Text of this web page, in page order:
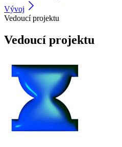
Vývoj
Vedoucí projektu
Vedoucí projektu